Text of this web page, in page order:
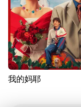
我的妈耶